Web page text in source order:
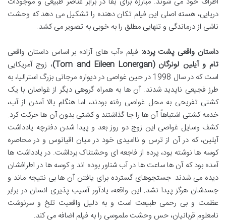
دریایی، هسته اصلی این فیلم تکان دهنده را تشکیل می دهد که وحشت
ناشی از درماندگی و تنهایی مطلق را به خوبی به تصویر می کشد.
داستان واقعی پشت پرده: فیلم «آب های آزاد» بر اساس داستان واقعی
تام و آیلین لونرگان (Tom and Eileen Lonergan)
، زوج آمریکایی
است که در سال 1998 در حین غواصی در دیواره مرجانی بزرگ استرالیا، به
طرز فجیعی ناپدید شدند. آن ها به همراه گروهی دیگر از غواصان با یک
کشتی تفریحی به محل غواصی رفته بودند، اما هنگام بالا آمدن از آب،
خدمه کشتی اشتباهاً آن ها را جا گذاشتند و کشتی بدون آن ها حرکت کرد.
کشف وسایل غواصی این زوج دو روز بعد و پیدا شدن دفترچه یادداشت
آیلین، که در آن از ترس و ناامیدی خود در میان اقیانوس و در محاصره
کوسه ها نوشته بود، پرده از فاجعه ای وحشتناک برداشت. در یادداشت ها
آمده بود که آن ها ساعت ها در آب شناور بوده اند و کوسه ها در اطرافشان
دیده می شدند. جستجوهای گسترده برای یافتن آن ها بی نتیجه ماند و
جسدشان هرگز پیدا نشد. این واقعه، یادآور آسیب پذیری انسان در برابر
عظمت و بی رحمی طبیعت است و به دلیل واقعیت تلخ و سرنوشت
نامعلوم قربانیان، حس وحشت ملموسی را به فیلم اضافه می کند.